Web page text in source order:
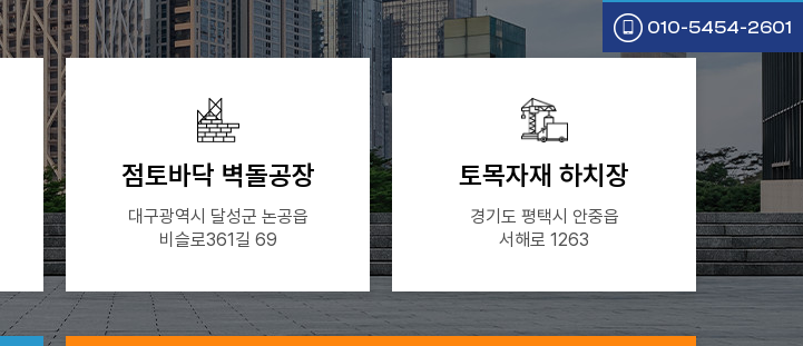
010-5454-2601
점토바닥 벽돌공장
대구광역시 달성군 논공읍
비슬로361길 69
토목자재 하치장
경기도 평택시 안중읍
서해로 1263